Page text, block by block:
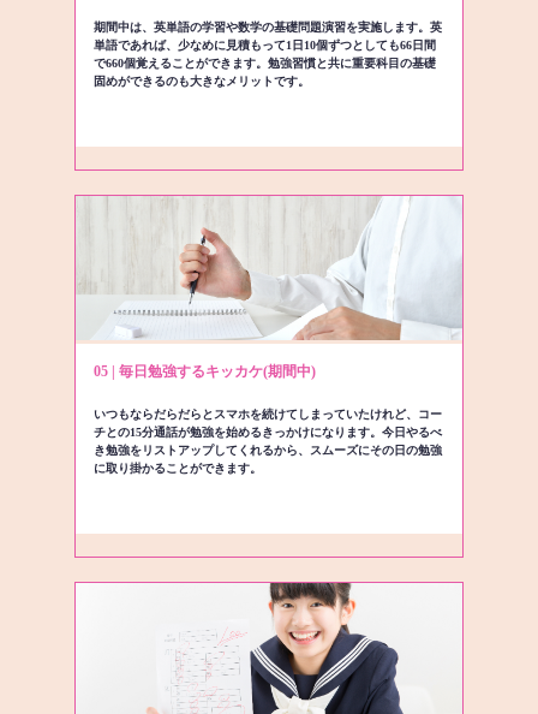
期間中は、英単語の学習や数学の基礎問題演習を実施します。英
単語であれば、少なめに見積もって1日10個ずつとしても66日間
で660個覚えることができます。勉強習慣と共に重要科目の基礎
固めができるのも大きなメリットです。
05 | 毎日勉強するキッカケ(期間中)
いつもならだらだらとスマホを続けてしまっていたけれど、コー
チとの15分通話が勉強を始めるきっかけになります。今日やるべ
き勉強をリストアップしてくれるから、スムーズにその日の勉強
に取り掛かることができます。